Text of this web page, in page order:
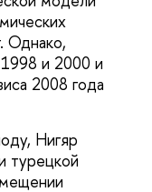
Однако,
и 2000 и
2008 года
Нигяр
турецкой